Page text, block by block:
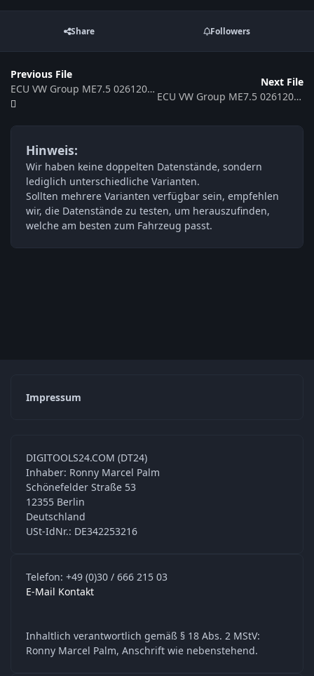
Share Followers
Previous File
ECU VW Group ME7.5 0261206524 4B0906018AR 352053
Next File
ECU VW Group ME7.5 0261206450 4B0906018AL 352711
Hinweis:
Wir haben keine doppelten Datenstände, sondern
lediglich unterschiedliche Varianten.
Sollten mehrere Varianten verfügbar sein, empfehlen
wir, die Datenstände zu testen, um herauszufinden,
welche am besten zum Fahrzeug passt.
Impressum
DIGITOOLS24.COM (DT24)
Inhaber: Ronny Marcel Palm
Schönefelder Straße 53
12355 Berlin
Deutschland
USt-IdNr.: DE342253216
Telefon: +49 (0)30 / 666 215 03
E-Mail Kontakt
Inhaltlich verantwortlich gemäß § 18 Abs. 2 MStV:
Ronny Marcel Palm, Anschrift wie nebenstehend.